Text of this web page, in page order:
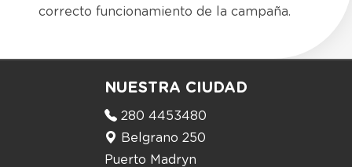
correcto funcionamiento de la campaña.
NUESTRA CIUDAD
280 4453480
Belgrano 250
Puerto Madryn